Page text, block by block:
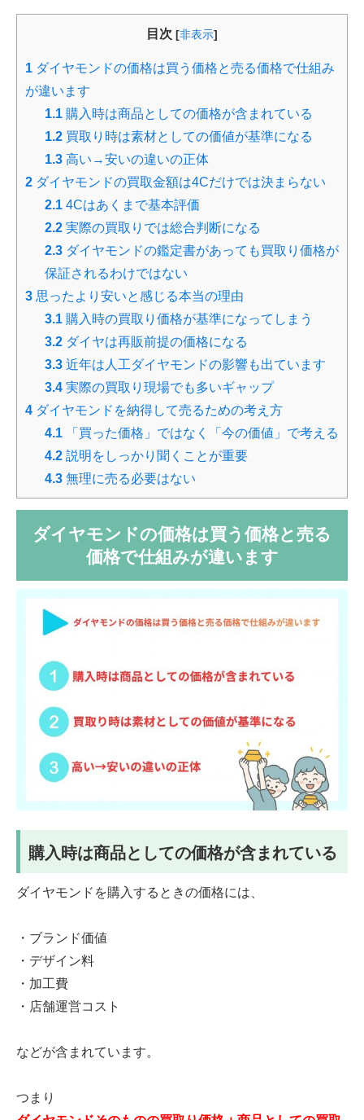
目次 [非表示]
1 ダイヤモンドの価格は買う価格と売る価格で仕組み
が違います
1.1 購入時は商品としての価格が含まれている
1.2 買取り時は素材としての価値が基準になる
1.3 高い→安いの違いの正体
2 ダイヤモンドの買取金額は4Cだけでは決まらない
2.1 4Cはあくまで基本評価
2.2 実際の買取りでは総合判断になる
2.3 ダイヤモンドの鑑定書があっても買取り価格が
保証されるわけではない
3 思ったより安いと感じる本当の理由
3.1 購入時の買取り価格が基準になってしまう
3.2 ダイヤは再販前提の価格になる
3.3 近年は人工ダイヤモンドの影響も出ています
3.4 実際の買取り現場でも多いギャップ
4 ダイヤモンドを納得して売るための考え方
4.1 「買った価格」ではなく「今の価値」で考える
4.2 説明をしっかり聞くことが重要
4.3 無理に売る必要はない
ダイヤモンドの価格は買う価格と売る
価格で仕組みが違います
購入時は商品としての価格が含まれている
ダイヤモンドを購入するときの価格には、
・ブランド価値
・デザイン料
・加工費
・店舗運営コスト
などが含まれています。
つまり